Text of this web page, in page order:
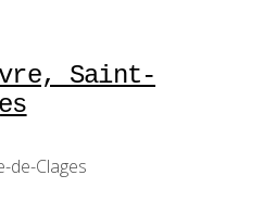
Saint-
de-Clages